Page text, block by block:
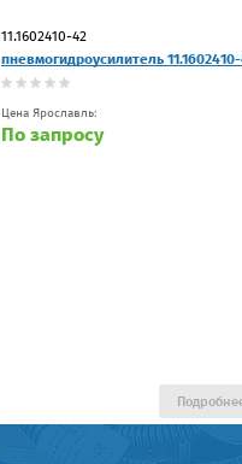
11.1602410-42
пневмогидроусилитель
Цена Ярославль:
По запросу